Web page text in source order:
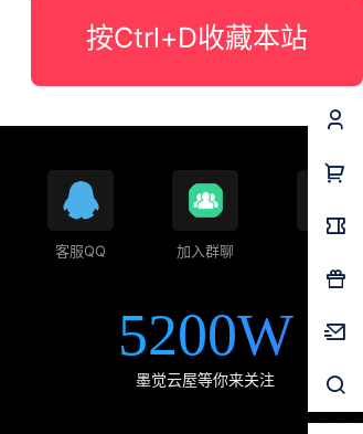
按Ctrl+D收藏本站
客服QQ 加入群聊
5200W
墨觉云屋等你来关注